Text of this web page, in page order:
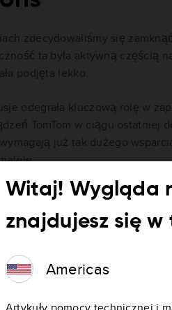
pozostanie aktywna, mamy
Ci fantastyczny
artykułu.
(EN)
(DE)
Witaj! Wygląda
znajdujesz się
Americas